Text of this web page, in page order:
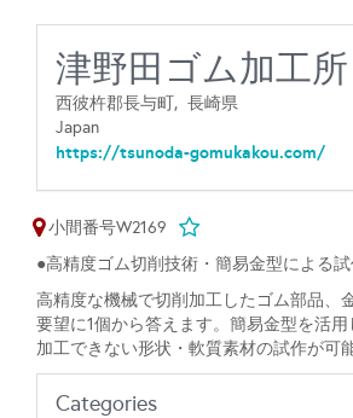
津野田ゴム加工所
西彼杵郡長与町, 長崎県
Japan
https://tsunoda-gomukakou.com/
小間番号W2169
●高精度ゴム切削技術・簡易金型による
高精度な機械で切削加工したゴム部品、
要望に1個から答えます。簡易金型を活
加工できない形状・軟質素材の試作が可
Categories